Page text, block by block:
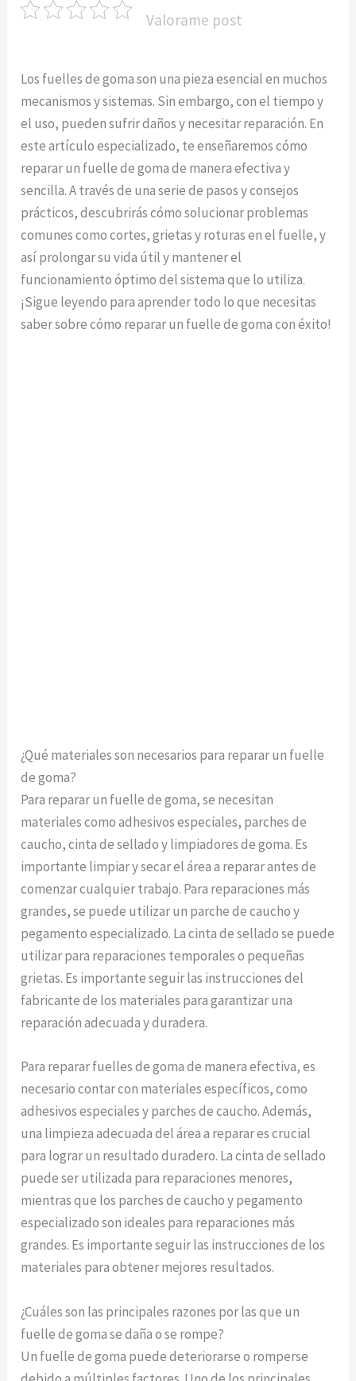
Valorame post
Los fuelles de goma son una pieza esencial en muchos
mecanismos y sistemas. Sin embargo, con el tiempo y
el uso, pueden sufrir daños y necesitar reparación. En
este artículo especializado, te enseñaremos cómo
reparar un fuelle de goma de manera efectiva y
sencilla. A través de una serie de pasos y consejos
prácticos, descubrirás cómo solucionar problemas
comunes como cortes, grietas y roturas en el fuelle, y
así prolongar su vida útil y mantener el
funcionamiento óptimo del sistema que lo utiliza.
¡Sigue leyendo para aprender todo lo que necesitas
saber sobre cómo reparar un fuelle de goma con éxito!
¿Qué materiales son necesarios para reparar un fuelle
de goma?
Para reparar un fuelle de goma, se necesitan
materiales como adhesivos especiales, parches de
caucho, cinta de sellado y limpiadores de goma. Es
importante limpiar y secar el área a reparar antes de
comenzar cualquier trabajo. Para reparaciones más
grandes, se puede utilizar un parche de caucho y
pegamento especializado. La cinta de sellado se puede
utilizar para reparaciones temporales o pequeñas
grietas. Es importante seguir las instrucciones del
fabricante de los materiales para garantizar una
reparación adecuada y duradera.
Para reparar fuelles de goma de manera efectiva, es
necesario contar con materiales específicos, como
adhesivos especiales y parches de caucho. Además,
una limpieza adecuada del área a reparar es crucial
para lograr un resultado duradero. La cinta de sellado
puede ser utilizada para reparaciones menores,
mientras que los parches de caucho y pegamento
especializado son ideales para reparaciones más
grandes. Es importante seguir las instrucciones de los
materiales para obtener mejores resultados.
¿Cuáles son las principales razones por las que un
fuelle de goma se daña o se rompe?
Un fuelle de goma puede deteriorarse o romperse